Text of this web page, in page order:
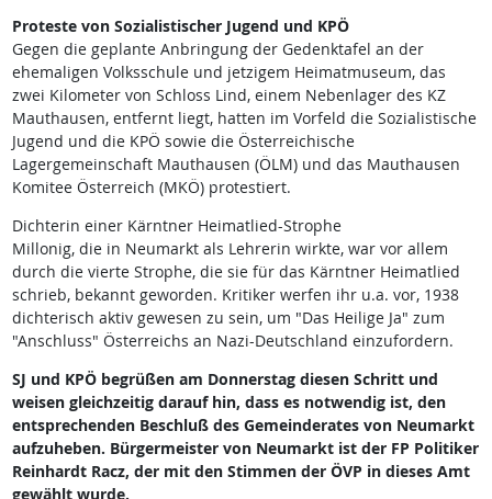
Proteste von Sozialistischer Jugend und KPÖ
Gegen die geplante Anbringung der Gedenktafel an der
ehemaligen Volksschule und jetzigem Heimatmuseum, das
zwei Kilometer von Schloss Lind, einem Nebenlager des KZ
Mauthausen, entfernt liegt, hatten im Vorfeld die Sozialistische
Jugend und die KPÖ sowie die Österreichische
Lagergemeinschaft Mauthausen (ÖLM) und das Mauthausen
Komitee Österreich (MKÖ) protestiert.
Dichterin einer Kärntner Heimatlied-Strophe
Millonig, die in Neumarkt als Lehrerin wirkte, war vor allem
durch die vierte Strophe, die sie für das Kärntner Heimatlied
schrieb, bekannt geworden. Kritiker werfen ihr u.a. vor, 1938
dichterisch aktiv gewesen zu sein, um "Das Heilige Ja" zum
"Anschluss" Österreichs an Nazi-Deutschland einzufordern.
SJ und KPÖ begrüßen am Donnerstag diesen Schritt und
weisen gleichzeitig darauf hin, dass es notwendig ist, den
entsprechenden Beschluß des Gemeinderates von Neumarkt
aufzuheben. Bürgermeister von Neumarkt ist der FP Politiker
Reinhardt Racz, der mit den Stimmen der ÖVP in dieses Amt
gewählt wurde.